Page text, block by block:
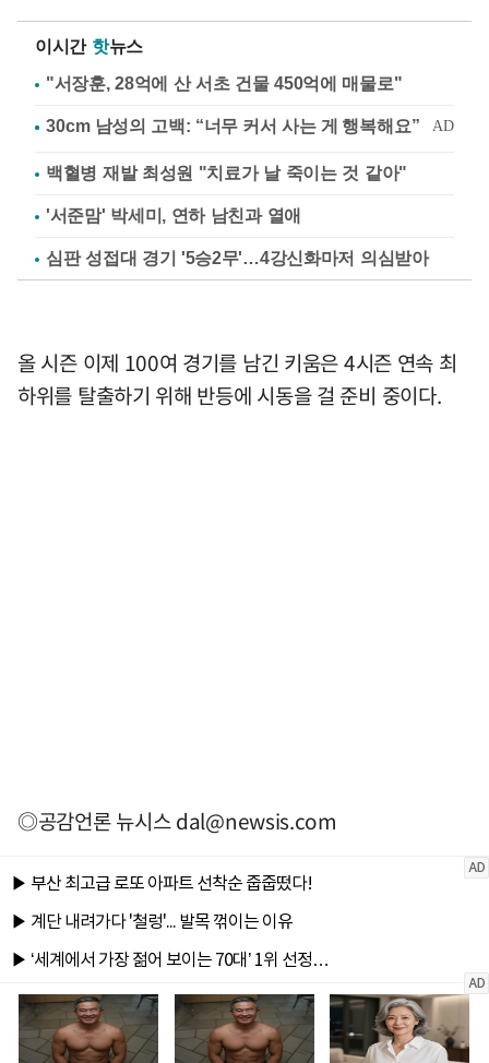
이시간 핫뉴스
"서장훈, 28억에 산 서초 건물 450억에 매물로"
백혈병 재발 최성원 "치료가 날 죽이는 것 같아"
'서준맘' 박세미, 연하 남친과 열애
심판 성접대 경기 '5승2무'…4강신화마저 의심받아
올 시즌 이제 100여 경기를 남긴 키움은 4시즌 연속 최
하위를 탈출하기 위해 반등에 시동을 걸 준비 중이다.
◎공감언론 뉴시스dal@newsis.com